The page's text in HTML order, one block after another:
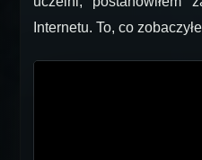
Internetu. To, co